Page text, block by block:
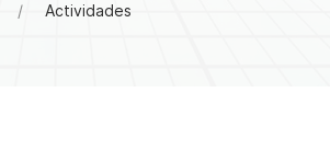
Actividades